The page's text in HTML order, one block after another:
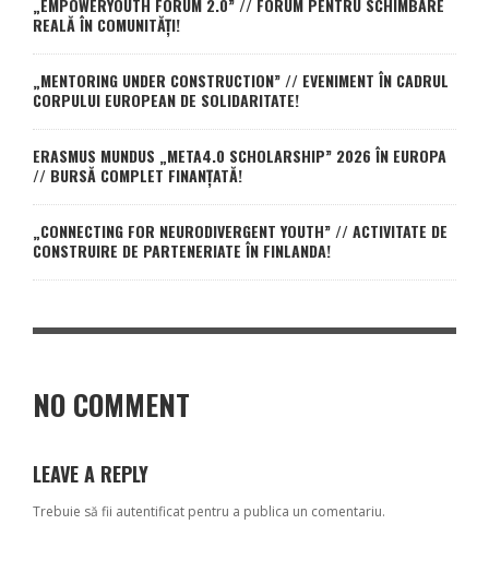
„EMPOWERYOUTH FORUM 2.0” // FORUM PENTRU SCHIMBARE
REALĂ ÎN COMUNITĂȚI!
„MENTORING UNDER CONSTRUCTION” // EVENIMENT ÎN CADRUL
CORPULUI EUROPEAN DE SOLIDARITATE!
ERASMUS MUNDUS „META4.0 SCHOLARSHIP” 2026 ÎN EUROPA
// BURSĂ COMPLET FINANȚATĂ!
„CONNECTING FOR NEURODIVERGENT YOUTH” // ACTIVITATE DE
CONSTRUIRE DE PARTENERIATE ÎN FINLANDA!
NO COMMENT
LEAVE A REPLY
Trebuie să fii autentificat pentru a publica un comentariu.